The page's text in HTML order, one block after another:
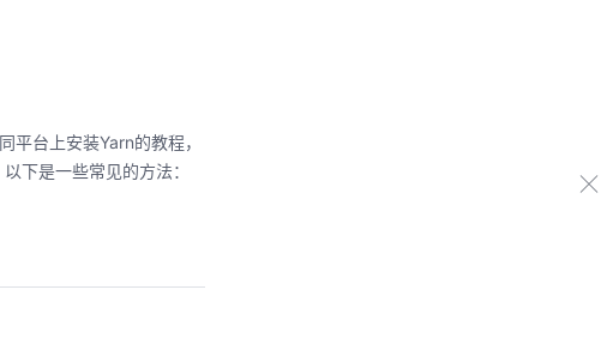
台上安装Yarn的教程，
下是一些常见的方法：